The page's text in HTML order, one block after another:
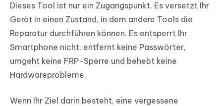
Dieses Tool ist nur ein Zugangspunkt. Es versetzt Ihr
Gerät in einen Zustand, in dem andere Tools die
Reparatur durchführen können. Es entsperrt Ihr
Smartphone nicht, entfernt keine Passwörter,
umgeht keine FRP-Sperre und behebt keine
Hardwareprobleme.
Wenn Ihr Ziel darin besteht, eine vergessene